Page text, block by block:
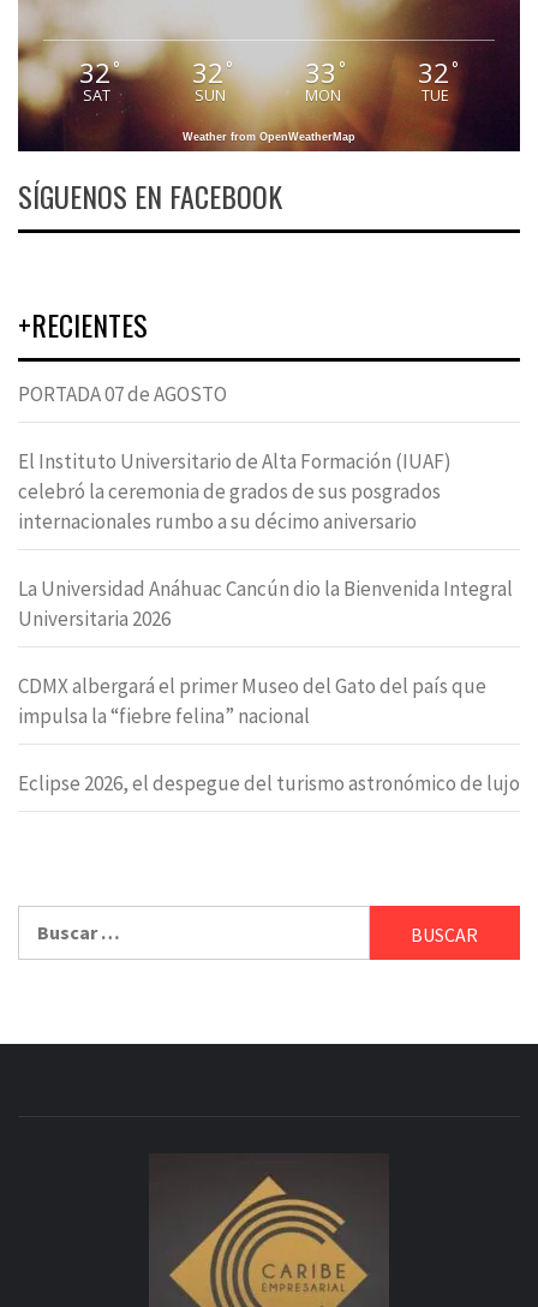
32°
SAT
32°
SUN
33 °
MON
32°
TUE
Weather from OpenWeatherMap
SÍGUENOS EN FACEBOOK
+RECIENTES
PORTADA 07 de AGOSTO
El Instituto Universitario de Alta Formación (IUAF)
celebró la ceremonia de grados de sus posgrados
internacionales rumbo a su décimo aniversario
La Universidad Anáhuac Cancún dio la Bienvenida Integral
Universitaria 2026
CDMX albergará el primer Museo del Gato del país que
impulsa la “fiebre felina” nacional
Eclipse 2026, el despegue del turismo astronómico de lujo